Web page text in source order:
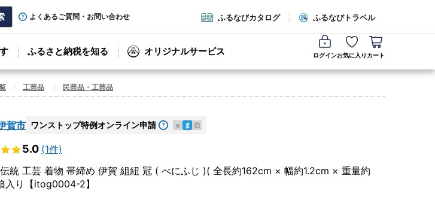
よくあるご質問・お問い合わせ ふるなびカタログ ふるなびトラベル
ふるさと納税を知る オリジナルサービス ログインお気に入り カート
工芸品 民芸品・工芸品
賀市 ワンストップ特例オンライン申請 e ま 自
5.0 (1件)
統 工芸 着物 帯締め 伊賀 組紐 冠 ( べにふじ )( 全長約162cm × 幅約1.2cm × 重量約
入り【itog0004-2】